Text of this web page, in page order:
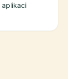
aplikaci